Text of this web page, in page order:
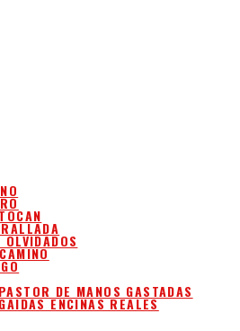
DE MANOS GASTADAS
ENCINAS REALES